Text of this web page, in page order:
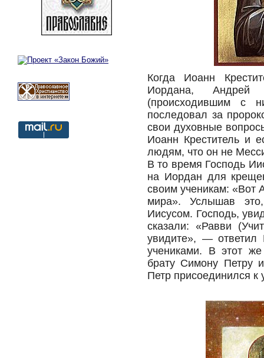
Когда Иоанн
Иордана,
(происходившим с
последовал за
свои духовные
Иоанн Креститель и
людям, что он не
В то время Господь
на Иордан для
своим ученикам: «Вот
мира». Услышав
Иисусом. Господь,
сказали: «Равви
увидите», — ответил
учениками. В этот
брату Симону Петру
Петр присоединился